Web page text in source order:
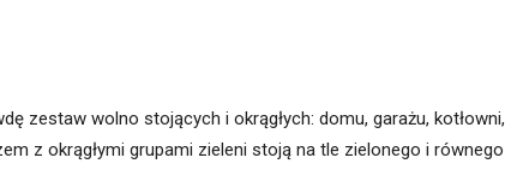
zestaw wolno stojących i okrągłych: domu, garażu, kotłowni,
z okrągłymi grupami zieleni stoją na tle zielonego i równego